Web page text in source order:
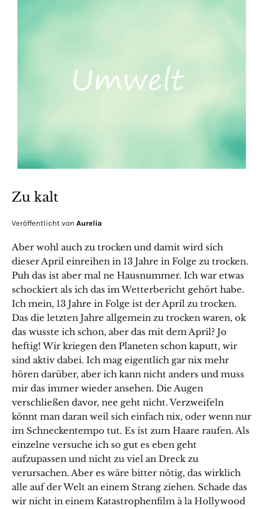
Zu kalt
Veröffentlicht von Aurelia
Aber wohl auch zu trocken und damit wird sich
dieser April einreihen in 13 Jahre in Folge zu trocken.
Puh das ist aber mal ne Hausnummer. Ich war etwas
schockiert als ich das im Wetterbericht gehört habe.
Ich mein, 13 Jahre in Folge ist der April zu trocken.
Das die letzten Jahre allgemein zu trocken waren, ok
das wusste ich schon, aber das mit dem April? Jo
heftig! Wir kriegen den Planeten schon kaputt, wir
sind aktiv dabei. Ich mag eigentlich gar nix mehr
hören darüber, aber ich kann nicht anders und muss
mir das immer wieder ansehen. Die Augen
verschließen davor, nee geht nicht. Verzweifeln
könnt man daran weil sich einfach nix, oder wenn nur
im Schneckentempo tut. Es ist zum Haare raufen. Als
einzelne versuche ich so gut es eben geht
aufzupassen und nicht zu viel an Dreck zu
verursachen. Aber es wäre bitter nötig, das wirklich
alle auf der Welt an einem Strang ziehen. Schade das
wir nicht in einem Katastrophenfilm à la Hollywood